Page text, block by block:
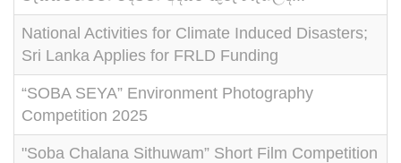
National Activities for Climate Induced Disasters;
Sri Lanka Applies for FRLD Funding
“SOBA SEYA” Environment Photography
Competition 2025
"Soba Chalana Sithuwam” Short Film Competition